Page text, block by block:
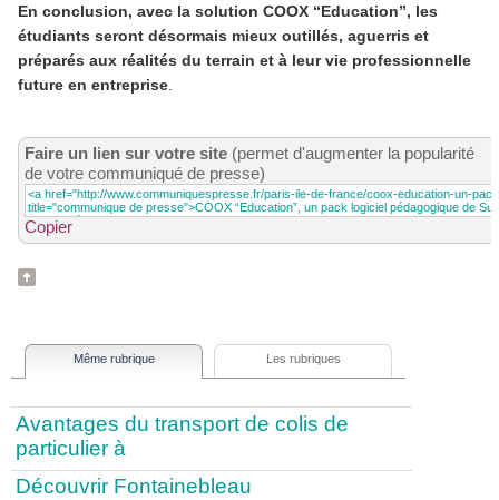
En conclusion, avec la solution COOX “Education”, les
étudiants seront désormais mieux outillés, aguerris et
préparés aux réalités du terrain et à leur vie professionnelle
future en entreprise
Faire un lien sur votre site (permet d'augmenter la popularité
de votre communiqué de presse)
Copier
Même rubrique Les rubriques
Avantages du transport de colis de
particulier à
Découvrir Fontainebleau